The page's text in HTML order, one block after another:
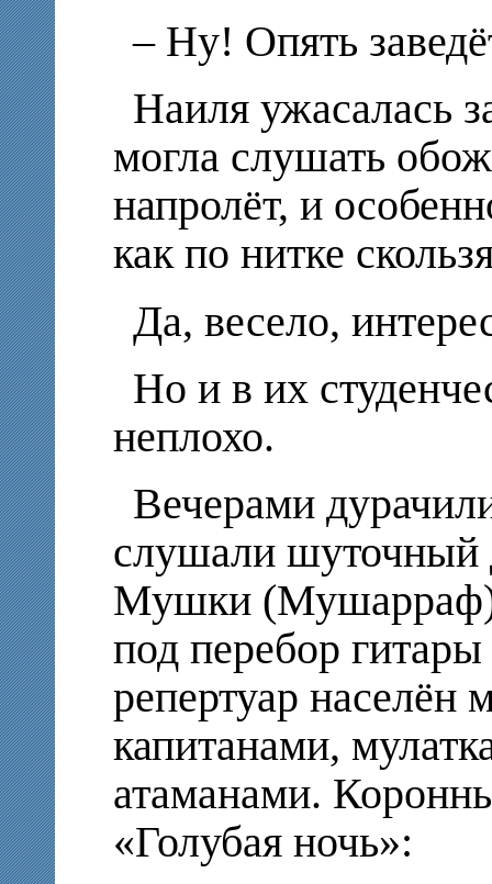
– Ну! Опять
Наиля ужасалась
могла слушать
напролёт, и
как по нитке
Да, весело,
Но и в их
неплохо.
Вечерами
слушали шуточный
Мушки
под перебор
репертуар населён
капитанами,
атаманами.
«Голубая ночь»: